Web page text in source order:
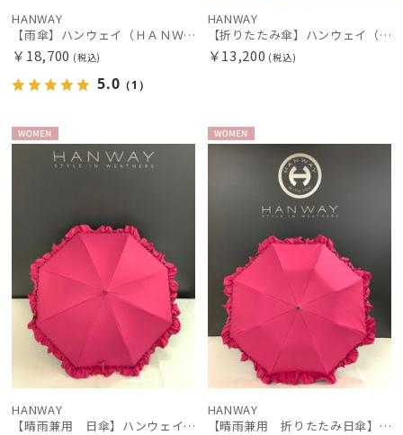
HANWAY
【雨傘】ハンウェイ（ＨＡＮＷＡＹ）Dieffe Kinloch（ディエッフェ・キンロック）コラボ Fan（ファン）
￥18,700 (税込)
5.0 （1）
HANWAY
【折りたたみ傘】ハンウェイ（ＨＡＮＷＡＹ） Check&Check（チェック＆チェック）
￥13,200 (税込)
WOME
HANWAY
【晴雨兼用 日傘】ハンウェイ（ＨＡＮＷＡＹ）Gloss（グロス）
WOME
HANWAY
【晴雨兼用 折りたたみ日傘】ハンウェイ（ＨＡＮＷＡＹ）Gloss（グロス）